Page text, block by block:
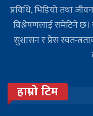
प्रविधि, भिडियो तथा
विश्लेषणलाई समेटिने छ।
सुशासन र प्रेस
हाम्रो टिम